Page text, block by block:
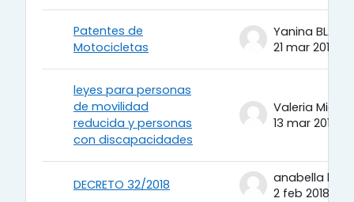
Patentes de
Motocicletas
Yanina
21 mar 2018
leyes para personas
de movilidad
reducida y personas
con discapacidades
13 mar 2018
DECRETO 32/2018
2 feb 2018